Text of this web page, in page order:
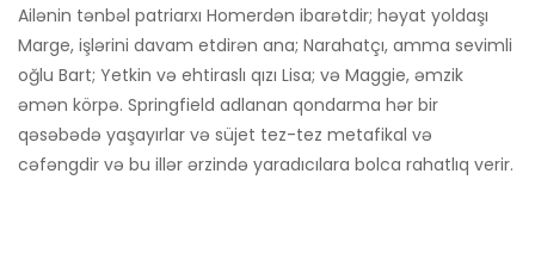
Ailənin tənbəl patriarxı Homerdən ibarətdir; həyat yoldaşı
Marge, işlərini davam etdirən ana; Narahatçı, amma sevimli
oğlu Bart; Yetkin və ehtiraslı qızı Lisa; və Maggie, əmzik
əmən körpə. Springfield adlanan qondarma hər bir
qəsəbədə yaşayırlar və süjet tez-tez metafikal və
cəfəngdir və bu illər ərzində yaradıcılara bolca rahatlıq verir.